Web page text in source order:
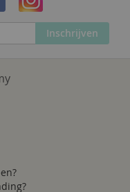
Inschrijven